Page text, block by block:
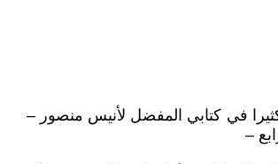
في كتابي المفضل لأنيس منصور –
–